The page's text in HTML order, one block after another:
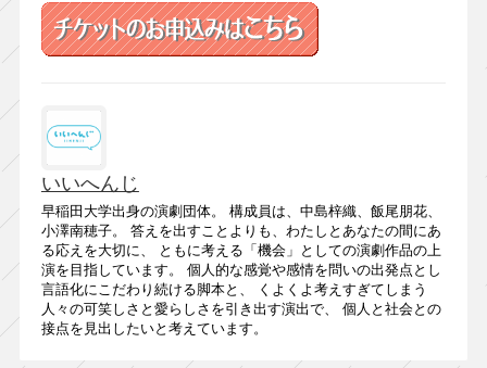
いいへんじ
早稲田大学出身の演劇団体。 構成員は、中島梓織、飯尾朋花、
小澤南穂子。 答えを出すことよりも、わたしとあなたの間にあ
る応えを大切に、 ともに考える「機会」としての演劇作品の上
演を目指しています。 個人的な感覚や感情を問いの出発点とし
言語化にこだわり続ける脚本と、 くよくよ考えすぎてしまう
人々の可笑しさと愛らしさを引き出す演出で、 個人と社会との
接点を見出したいと考えています。